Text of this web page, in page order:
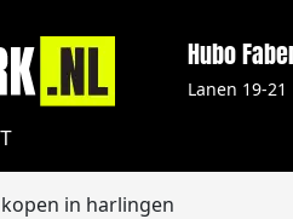
Hubo
Lanen 19-21
in harlingen